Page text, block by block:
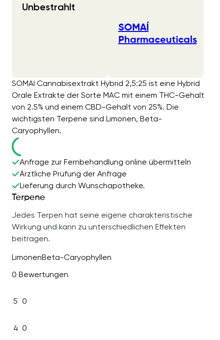
Unbestrahlt
SOMAÍ
Pharmaceuticals
SOMAI Cannabisextrakt Hybrid 2,5:25 ist eine Hybrid
Orale Extrakte der Sorte MAC mit einem THC-Gehalt
von 2.5% und einem CBD-Gehalt von 25%. Die
wichtigsten Terpene sind Limonen, Beta-
Caryophyllen.
Anfrage zur Fernbehandlung online übermitteln
Ärztliche Prüfung der Anfrage
Lieferung durch Wunschapotheke.
Terpene
Jedes Terpen hat seine eigene charakteristische
Wirkung und kann zu unterschiedlichen Effekten
beitragen.
LimonenBeta-Caryophyllen
0 Bewertungen
5 0
4 0